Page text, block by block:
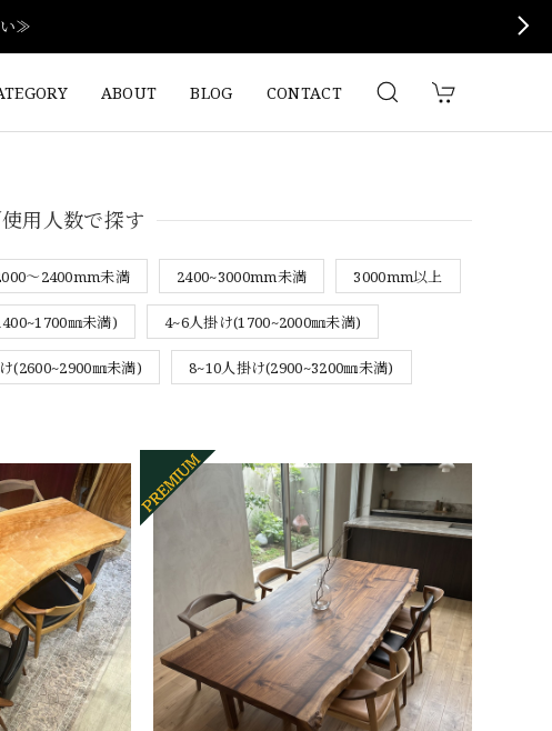
い≫
ABOUT BLOG CONTACT
用人数で探す
～2400mm未満 2400~3000mm未満 3000mm以上
㎜未満) 4~6人掛け(1700~2000㎜未満)
(2600~2900㎜未満) 8~10人掛け(2900~3200㎜未満)